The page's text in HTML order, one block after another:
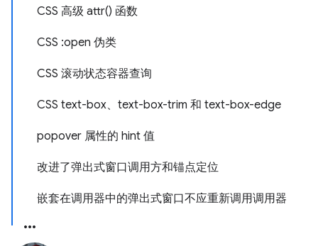
CSS 高级 attr() 函数
CSS :open 伪类
CSS 滚动状态容器查询
CSS text-box、text-box-trim 和 text-box-edge
popover 属性的 hint 值
改进了弹出式窗口调用方和锚点定位
嵌套在调用器中的弹出式窗口不应重新调用调用器